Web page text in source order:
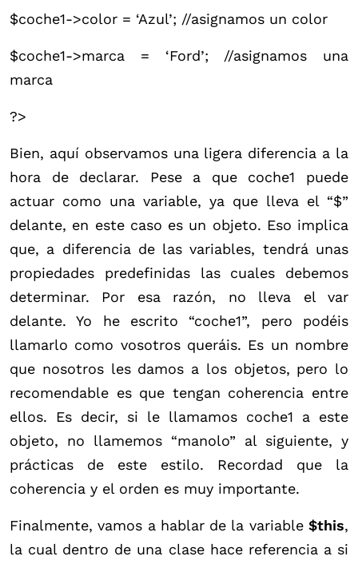
$coche1->color = ‘Azul’; //asignamos un color
$coche1->marca = ‘Ford’; //asignamos una
marca
?>
Bien, aquí observamos una ligera diferencia a la
hora de declarar. Pese a que coche1 puede
actuar como una variable, ya que lleva el “$”
delante, en este caso es un objeto. Eso implica
que, a diferencia de las variables, tendrá unas
propiedades predefinidas las cuales debemos
determinar. Por esa razón, no lleva el var
delante. Yo he escrito “coche1”, pero podéis
llamarlo como vosotros queráis. Es un nombre
que nosotros les damos a los objetos, pero lo
recomendable es que tengan coherencia entre
ellos. Es decir, si le llamamos coche1 a este
objeto, no llamemos “manolo” al siguiente, y
prácticas de este estilo. Recordad que la
coherencia y el orden es muy importante.
Finalmente, vamos a hablar de la variable $this,
la cual dentro de una clase hace referencia a si